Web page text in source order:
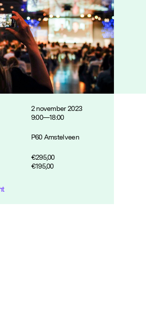
2 november 2023
9:00—18:00
P60 Amstelveen
€295,00
€195,00